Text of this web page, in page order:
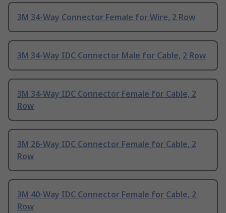
3M 34-Way Connector Female for Wire, 2 Row
3M 34-Way IDC Connector Male for Cable, 2 Row
3M 34-Way IDC Connector Female for Cable, 2
Row
3M 26-Way IDC Connector Female for Cable, 2
Row
3M 40-Way IDC Connector Female for Cable, 2
Row